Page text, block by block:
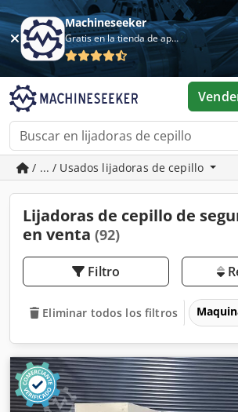
Machineseeker
Gratis en la tienda de aplicaciones
/ ... / Usados lijadoras de cepillo
Lijadoras de cepillo de
en venta (92)
Filtro
Eliminar todos los filtros